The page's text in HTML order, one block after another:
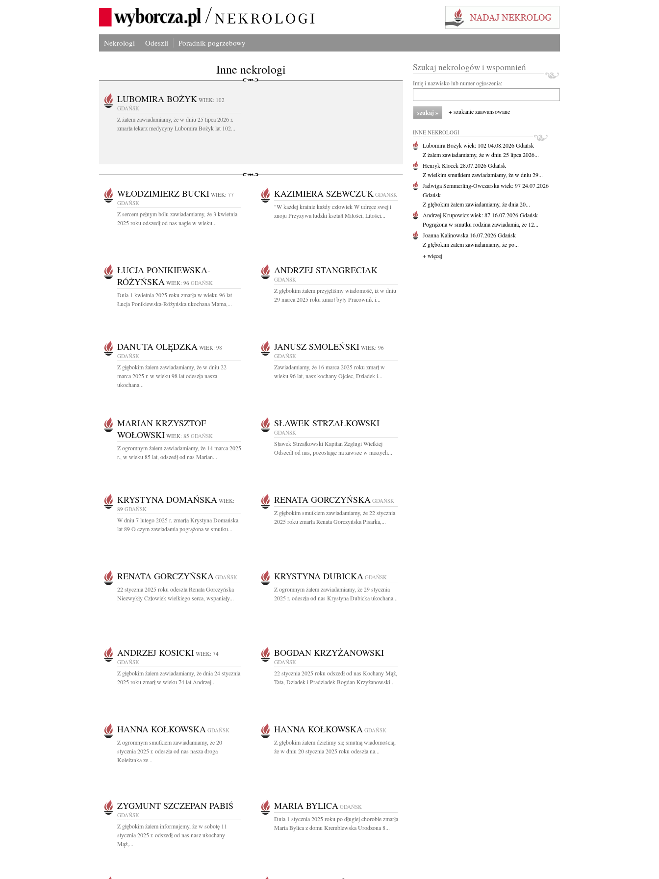
Nekrologi Odeszli Poradnik pogrzebowy
Inne nekrologi
LUBOMIRA BOŻYK WIEK: 102
GDAŃSK
Z żalem zawiadamiamy, że w dniu 25 lipca 2026 r.
zmarła lekarz medycyny Lubomira Bożyk lat 102...
WŁODZIMIERZ BUCKI WIEK: 77
GDAŃSK
Z sercem pełnym bólu zawiadamiamy, że 3 kwietnia
2025 roku odszedł od nas nagle w wieku...
KAZIMIERA SZEWCZUK GDAŃSK
"W każdej krainie każdy człowiek W udręce swej i
znoju Przyzywa ludzki kształt Miłości, Litości...
ŁUCJA PONIKIEWSKA-
RÓŻYŃSKA WIEK: 96 GDAŃSK
Dnia 1 kwietnia 2025 roku zmarła w wieku 96 lat
Łucja Ponikiewska-Różyńska ukochana Mama,...
ANDRZEJ STANGRECIAK
GDAŃSK
Z głębokim żalem przyjęliśmy wiadomość, iż w dniu
29 marca 2025 roku zmarł były Pracownik i...
DANUTA OLĘDZKA WIEK: 98
GDAŃSK
Z głębokim żalem zawiadamiamy, że w dniu 22
marca 2025 r. w wieku 98 lat odeszła nasza
ukochana...
JANUSZ SMOLEŃSKI WIEK: 96
GDAŃSK
Zawiadamiamy, że 16 marca 2025 roku zmarł w
wieku 96 lat, nasz kochany Ojciec, Dziadek i...
MARIAN KRZYSZTOF
WOŁOWSKI WIEK: 85 GDAŃSK
Z ogromnym żalem zawiadamiamy, że 14 marca 2025
r., w wieku 85 lat, odszedł od nas Marian...
SŁAWEK STRZAŁKOWSKI
GDAŃSK
Sławek Strzałkowski Kapitan Żeglugi Wielkiej
Odszedł od nas, pozostając na zawsze w naszych...
KRYSTYNA DOMAŃSKA WIEK:
89 GDAŃSK
W dniu 7 lutego 2025 r. zmarła Krystyna Domańska
lat 89 O czym zawiadamia pogrążona w smutku...
RENATA GORCZYŃSKA GDAŃSK
Z głębokim smutkiem zawiadamiamy, że 22 stycznia
2025 roku zmarła Renata Gorczyńska Pisarka,...
RENATA GORCZYŃSKA GDAŃSK
22 stycznia 2025 roku odeszła Renata Gorczyńska
Niezwykły Człowiek wielkiego serca, wspaniały...
KRYSTYNA DUBICKA GDAŃSK
Z ogromnym żalem zawiadamiamy, że 29 stycznia
2025 r. odeszła od nas Krystyna Dubicka ukochana...
ANDRZEJ KOSICKI WIEK: 74
GDAŃSK
Z głębokim żalem zawiadamiamy, że dnia 24 stycznia
2025 roku zmarł w wieku 74 lat Andrzej...
BOGDAN KRZYŻANOWSKI
GDAŃSK
22 stycznia 2025 roku odszedł od nas Kochany Mąż,
Tata, Dziadek i Pradziadek Bogdan Krzyżanowski...
HANNA KOŁKOWSKA GDAŃSK
Z ogromnym smutkiem zawiadamiamy, że 20
stycznia 2025 r. odeszła od nas nasza droga
Koleżanka ze...
HANNA KOŁKOWSKA GDAŃSK
Z głębokim żalem dzielimy się smutną wiadomością,
że w dniu 20 stycznia 2025 roku odeszła na...
ZYGMUNT SZCZEPAN PABIŚ
GDAŃSK
Z głębokim żalem informujemy, że w sobotę 11
stycznia 2025 r. odszedł od nas nasz ukochany
Mąż,...
MARIA BYLICA GDAŃSK
Dnia 1 stycznia 2025 roku po długiej chorobie zmarła
Maria Bylica z domu Kremblewska Urodzona 8...
Szukaj nekrologów i wspomnień
Imię i nazwisko lub numer ogłoszenia:
+ szukanie zaawansowane
INNE NEKROLOGI
Lubomira Bożykwiek: 10204.08.2026Gdańsk
Z żalem zawiadamiamy, że w dniu 25 lipca 2026...
Henryk Klocek28.07.2026Gdańsk
Z wielkim smutkiem zawiadamiamy, że w dniu 29...
Jadwiga Semmerling-Owczarskawiek: 9724.07.2026
Gdańsk
Z głębokim żalem zawiadamiamy, że dnia 20...
Andrzej Krupowiczwiek: 87 16.07.2026Gdańsk
Pogrążona w smutku rodzina zawiadamia, że 12...
Joanna Kalinowska 16.07.2026Gdańsk
Z głębokim żalem zawiadamiamy, że po...
+ więcej